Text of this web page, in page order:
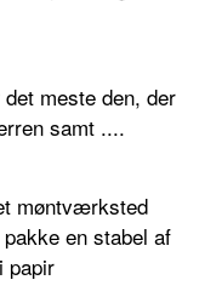
meste den, der
samt ....
møntværksted
en stabel af
papir